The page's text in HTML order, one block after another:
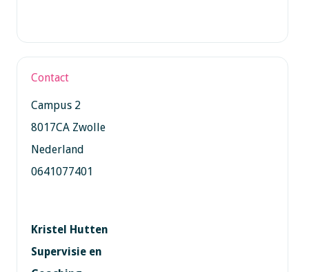
Contact
Campus 2
8017CA Zwolle
Nederland
0641077401
Kristel Hutten
Supervisie en